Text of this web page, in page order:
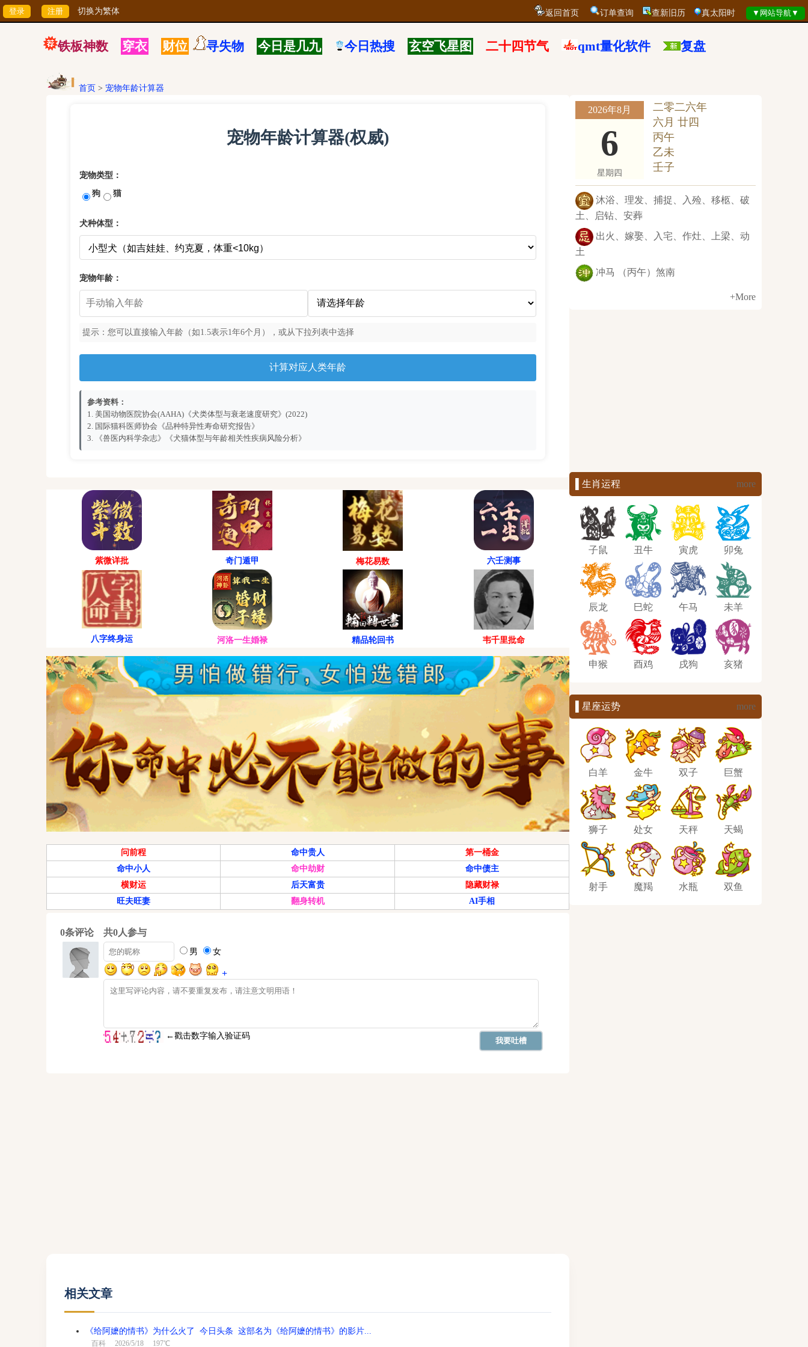
切换为繁体 返回首页 订单查询 查新旧历 真太阳时
铁板神数 穿衣 财位 寻失物 今日是几九 今日热搜 玄空飞星图 二十四节气 qmt量化软件 复盘
首页 > 宠物年龄计算器
宠物年龄计算器(权威)
宠物类型：
狗
猫
犬种体型：
宠物年龄：
提示：您可以直接输入年龄（如1.5表示1年6个月），或从下拉列表中选择
计算对应人类年龄
参考资料：
1. 美国动物医院协会(AAHA)《犬类体型与衰老速度研究》(2022)
2. 国际猫科医师协会《品种特异性寿命研究报告》
3. 《兽医内科学杂志》《犬猫体型与年龄相关性疾病风险分析》
紫微详批 奇门遁甲 梅花易数 六壬测事
八字终身运 河洛一生婚禄 精品轮回书 韦千里批命
问前程 命中贵人
第一桶金
命中小人
命中劫财
命中债主
横财运
后天富贵
隐藏财禄
旺夫旺妻
翻身转机 AI手相
相关文章
《给阿嬷的情书》为什么火了 今日头条 这部名为《给阿嬷的情书》的影片...
百科 2026/5/18 197℃
2026年8月
6
星期四
二零二六年
六月 廿四
丙午
乙未
壬子
沐浴、理发、捕捉、入殓、移柩、破
土、启钻、安葬
出火、嫁娶、入宅、作灶、上梁、动
土
冲马 （丙午）煞南
+More
▌生肖运程 more
子鼠 丑牛 寅虎 卯兔
辰龙 巳蛇 午马 未羊
申猴 酉鸡 戌狗 亥猪
▌星座运势 more
白羊 金牛 双子 巨蟹
狮子 处女 天秤 天蝎
射手 魔羯 水瓶 双鱼